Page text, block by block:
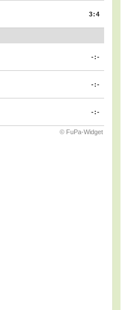
3:4
-:-
-:-
-:-
© FuPa-Widget